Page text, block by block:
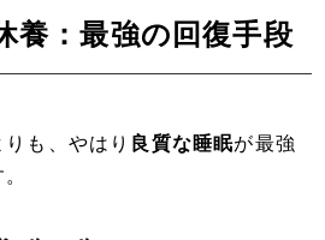
養：最強の回復手段
も、やはり 良質な睡眠が最強